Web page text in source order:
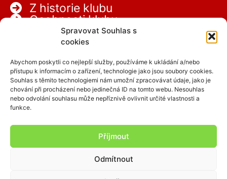
Spravovat Souhlas s
cookies
Abychom poskytli co nejlepší služby, používáme k ukládání a/nebo
přístupu k informacím o zařízení, technologie jako jsou soubory cookies.
Souhlas s těmito technologiemi nám umožní zpracovávat údaje, jako je
chování při procházení nebo jedinečná ID na tomto webu. Nesouhlas
nebo odvolání souhlasu může nepříznivě ovlivnit určité vlastnosti a
funkce.
Příjmout
Odmítnout
Z historie klubu
Osobnosti klubu
Partneři
Kariéra